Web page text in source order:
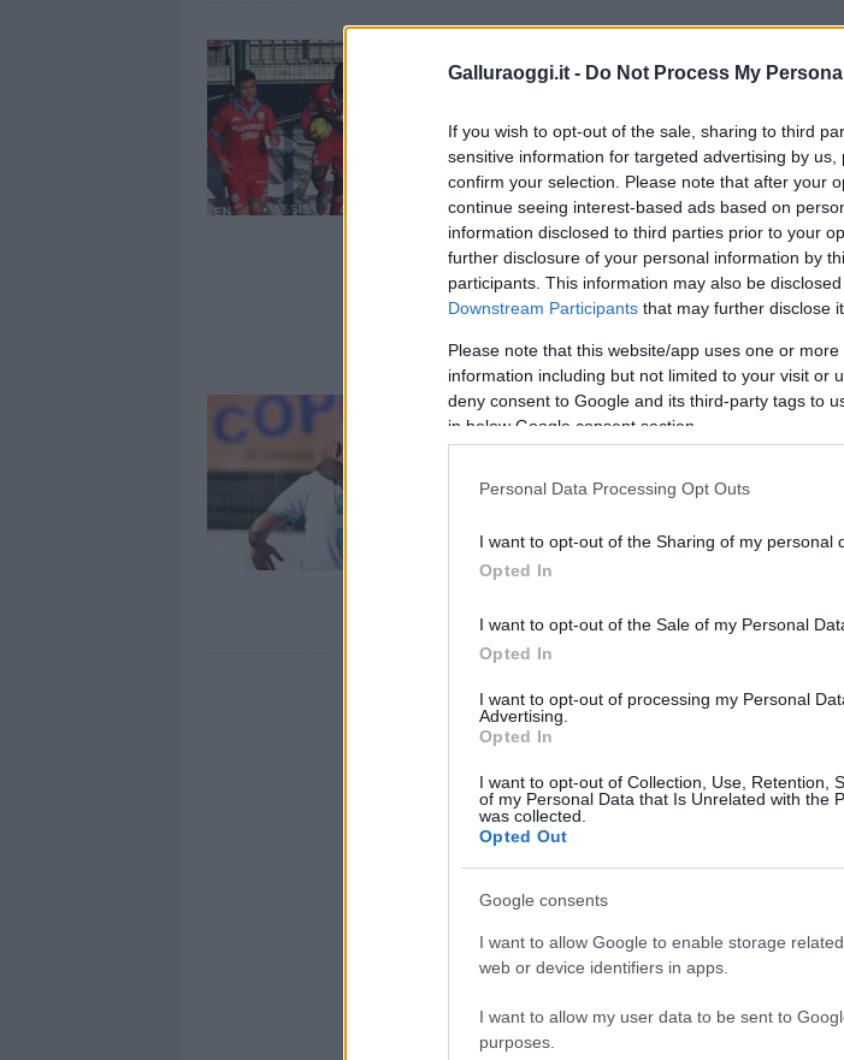
Galluraoggi.it - Do Not Process My
If you wish to opt-out of the sale, sharing to third
sensitive information for targeted advertising by
confirm your selection. Please note that after your
continue seeing interest-based ads based on
information disclosed to third parties prior to your
further disclosure of your personal information by
participants. This information may also be
Downstream Participants that may further disclose
Please note that this website/app uses one or
information including but not limited to your visit or
deny consent to Google and its third-party tags to
in below Google consent section.
Personal Data Processing Opt Outs
I want to opt-out of the Sharing of my personal
Opted In
I want to opt-out of the Sale of my Personal
Opted In
I want to opt-out of processing my Personal
Advertising.
Opted In
I want to opt-out of Collection, Use, Retention,
of my Personal Data that Is Unrelated with the
was collected.
Opted Out
Google consents
I want to allow Google to enable storage
web or device identifiers in apps.
I want to allow my user data to be sent to
purposes.
Calcio, Serie C. L’olbia si
ai playout
Doppia sfida contro la Giana
Federale tenutosi ieri sera ha
le modalità di ripresa dei
campionati professionistici il cui
deliberato in occasione
risalente…
SPORT 13 OTTOBRE 2019
Calcio, Serie C. L’Olbia
Nespoli
primo gol tra i professionisti.
vede l’espulsione nel primo tempo
Michele Filippi e deldirigente